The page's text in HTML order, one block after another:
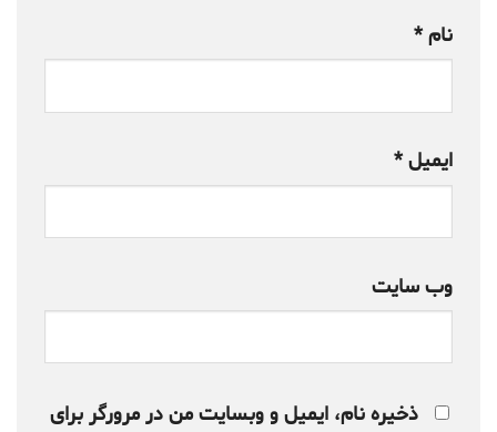
نام*
ایمیل*
وب‌ سایت
ذخیره نام، ایمیل و وبسایت من در مرورگر برای